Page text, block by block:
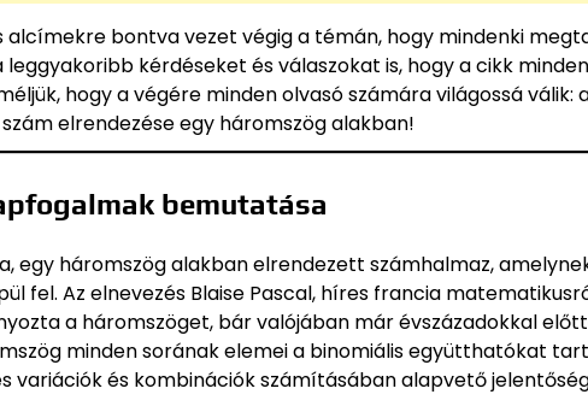
bontva vezet végig a témán, hogy mindenki
kérdéseket és válaszokat is, hogy a cikk minden
hogy a végére minden olvasó számára világossá válik:
elrendezése egy háromszög alakban!
bemutatása
egy háromszög alakban elrendezett számhalmaz,
fel. Az elnevezés Blaise Pascal, híres francia
a háromszöget, bár valójában már évszázadokkal
minden sorának elemei a binomiális együtthatókat
variációk és kombinációk számításában alapvető